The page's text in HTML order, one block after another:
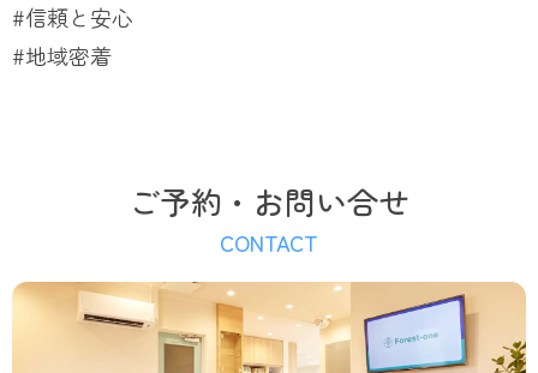
#信頼と安心
#地域密着
ご予約・お問い合せ
CONTACT